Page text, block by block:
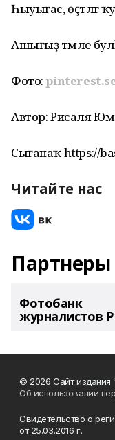
Һыуығас, өҫтәлгә
Ашығыҙ тәмле
Фото:
Автор: Рисаля
Сығанаҡ https://
Читайте нас
Партнеры
Фотобанк
журналистов
© 2026 Сайт издания
Об использовании
Свидетельство о
от 25.03.2016 г.